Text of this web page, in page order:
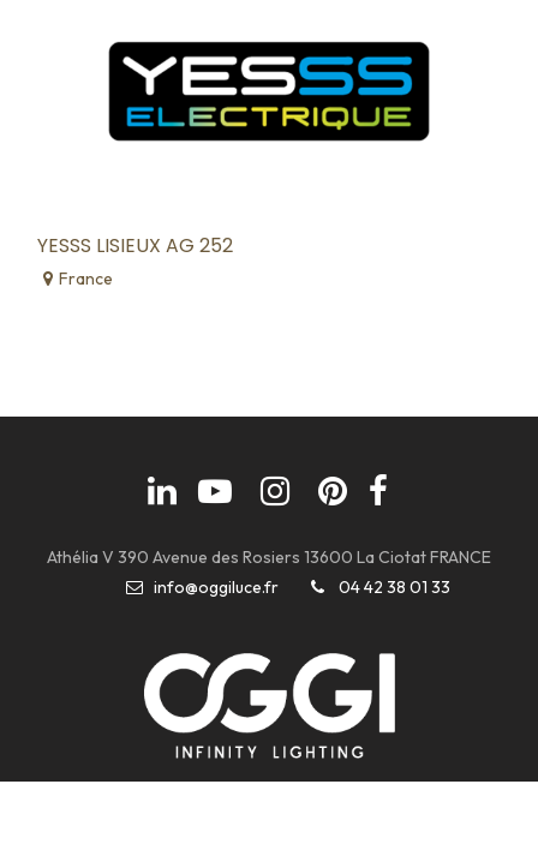
YESSS LISIEUX AG 252
France
Athélia V 390 Avenue des Rosiers 13600 La Ciotat FRANCE
info@oggiluce.fr
04 42 38 01 33